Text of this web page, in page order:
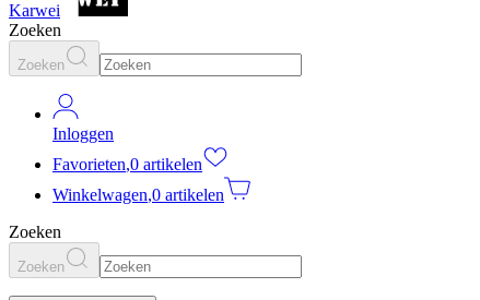
Karwei
Zoeken
Zoeken
Inloggen
Favorieten,0 artikelen
Winkelwagen,0 artikelen
Zoeken
Zoeken